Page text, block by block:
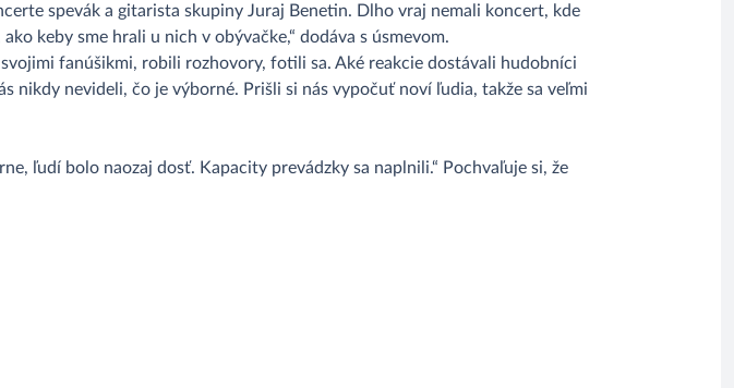
spevák a gitarista skupiny Juraj Benetin. Dlho vraj nemali koncert, kde
keby sme hrali u nich v obývačke,“ dodáva s úsmevom.
fanúšikmi, robili rozhovory, fotili sa. Aké reakcie dostávali hudobníci
nikdy nevideli, čo je výborné. Prišli si nás vypočuť noví ľudia, takže sa veľmi
ľudí bolo naozaj dosť. Kapacity prevádzky sa naplnili.“ Pochvaľuje si, že